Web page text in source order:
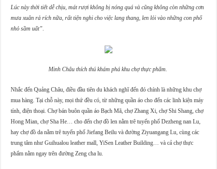
Lúc này thời tiết dễ chịu, mát rượi không bị nóng quá và cũng không còn những cơn
mưa xuân rả rích nữa, rất tiện nghi cho việc lang thang, len lỏi vào những con phố
nhỏ sầm uất”.
Minh Châu thích thú khám phá khu chợ thực phẩm.
Nhắc đến Quảng Châu, điều đầu tiên du khách nghĩ đến đó chính là những khu chợ
mua hàng. Tại chỗ này, mọi thứ đều có, từ những quần áo cho đến các linh kiện máy
tính, điện thoại. Chợ bán buôn quần áo Bạch Mã, chợ Zhang Xi, chợ Shi Shang, chợ
Hong Mian, chợ Sha He… cho đến chợ đồ len nằm trê tuyến phố Dezheng nan Lu,
hay chợ đồ da nằm trê tuyến phố Jiefang Beilu và đường Ziyuangang Lu, cùng các
trung tâm như Guihualou leather mall, YiSen Leather Building… và cả chợ thực
phẩm nằm ngay trên đường Zeng cha lu.